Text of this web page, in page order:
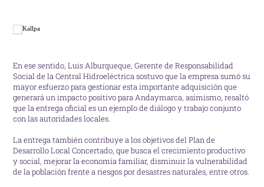
En ese sentido, Luis Alburqueque, Gerente de Responsabilidad
Social de la Central Hidroeléctrica sostuvo que la empresa sumó su
mayor esfuerzo para gestionar esta importante adquisición que
generará un impacto positivo para Andaymarca, asimismo, resaltó
que la entrega oficial es un ejemplo de diálogo y trabajo conjunto
con las autoridades locales.
La entrega también contribuye a los objetivos del Plan de
Desarrollo Local Concertado, que busca el crecimiento productivo
y social, mejorar la economía familiar, disminuir la vulnerabilidad
de la población frente a riesgos por desastres naturales, entre otros.